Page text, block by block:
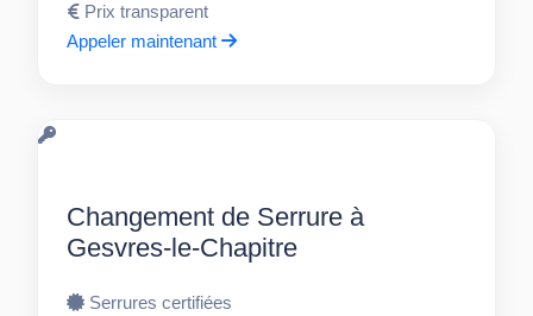
Prix transparent
Appeler maintenant
Changement de Serrure à
Gesvres-le-Chapitre
Serrures certifiées